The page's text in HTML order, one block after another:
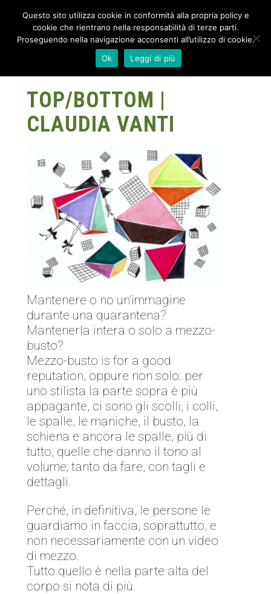
TOP/BOTTOM |
CLAUDIA VANTI
Mantenere o no un’immagine
durante una quarantena?
Mantenerla intera o solo a mezzo-
busto?
Mezzo-busto is for a good
reputation, oppure non solo: per
uno stilista la parte sopra è più
appagante, ci sono gli scolli, i colli,
le spalle, le maniche, il busto, la
schiena e ancora le spalle, più di
tutto, quelle che danno il tono al
volume; tanto da fare, con tagli e
dettagli.
Perché, in definitiva, le persone le
guardiamo in faccia, soprattutto, e
non necessariamente con un video
di mezzo.
Tutto quello è nella parte alta del
corpo si nota di più.
Questo sito utilizza cookie in conformità alla propria policy e
cookie che rientrano nella responsabilità di terze parti.
Proseguendo nella navigazione acconsenti all’utilizzo di cookie.
Ok
Leggi di più